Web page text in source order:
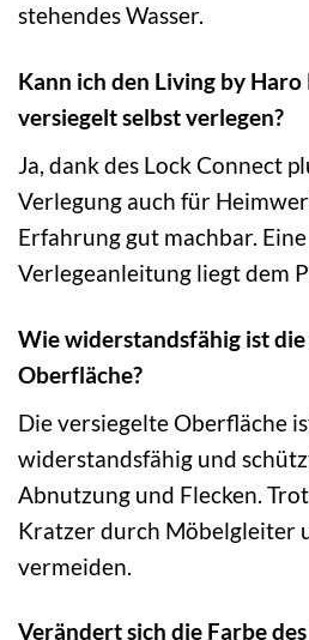
stehendes Wasser.
Kann ich den Living by
versiegelt selbst verlegen?
Ja, dank des Lock Connect
Verlegung auch für
Erfahrung gut machbar.
Verlegeanleitung liegt dem
Wie widerstandsfähig ist
Oberfläche?
Die versiegelte Oberfläche
widerstandsfähig und
Abnutzung und Flecken.
Kratzer durch Möbelgleiter
vermeiden.
Verändert sich die Farbe